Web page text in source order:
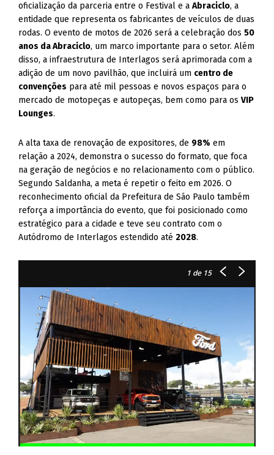
oficialização da parceria entre o Festival e aAbraciclo, a
entidade que representa os fabricantes de veículos de duas
rodas. O evento de motos de 2026 será a celebração dos50
anos da Abraciclo, um marco importante para o setor. Além
disso, a infraestrutura de Interlagos será aprimorada com a
adição de um novo pavilhão, que incluirá um centro de
convenções para até mil pessoas e novos espaços para o
mercado de motopeças e autopeças, bem como para osVIP
Lounges.
A alta taxa de renovação de expositores, de 98% em
relação a 2024, demonstra o sucesso do formato, que foca
na geração de negócios e no relacionamento com o público.
Segundo Saldanha, a meta é repetir o feito em 2026. O
reconhecimento oficial da Prefeitura de São Paulo também
reforça a importância do evento, que foi posicionado como
estratégico para a cidade e teve seu contrato com o
Autódromo de Interlagos estendido até2028.
1de 15